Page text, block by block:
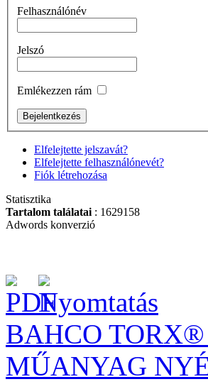
Felhasználónév
Jelszó
Emlékezzen rám
Elfelejtette jelszavát?
Elfelejtette felhasználónevét?
Fiók létrehozása
Statisztika
Tartalom találatai : 1629158
Adwords konverzió
BAHCO
MŰANYAG
IRÁNYVÁLTÓS
RACSNI ½"
(Narancssárga)
BAHCO RACSNIS
CSAVARHÚZÓ
BEHAJTÓHEGYEKKELEL
BAHCO 7 fiókos
szerszámkocsi (üres)